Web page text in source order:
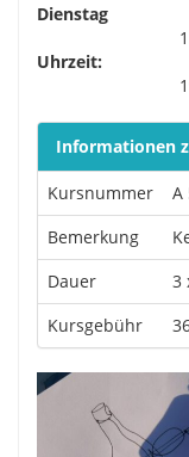
Dienstag
Uhrzeit:
Informationen
Kursnummer
A
Bemerkung
Dauer
3
Kursgebühr